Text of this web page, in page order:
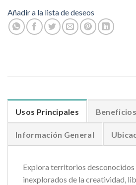
Añadir a la lista de deseos
Usos Principales
Información General
Explora territorios desconocidos
inexplorados de la creatividad,